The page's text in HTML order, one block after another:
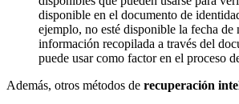
disponible en el documento de
ejemplo, no esté disponible la fecha de
información recopilada a través del
puede usar como factor en el proceso
Además, otros métodos de recuperación